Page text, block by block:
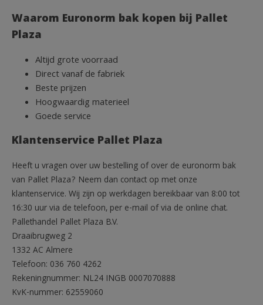
Waarom Euronorm bak kopen bij Pallet
Plaza
Altijd grote voorraad
Direct vanaf de fabriek
Beste prijzen
Hoogwaardig materieel
Goede service
Klantenservice Pallet Plaza
Heeft u vragen over uw bestelling of over de euronorm bak
van Pallet Plaza? Neem dan contact op met onze
klantenservice. Wij zijn op werkdagen bereikbaar van 8:00 tot
16:30 uur via de telefoon, per e-mail of via de online chat.
Pallethandel Pallet Plaza B.V.
Draaibrugweg 2
1332 AC Almere
Telefoon: 036 760 4262
Rekeningnummer: NL24 INGB 0007070888
KvK-nummer: 62559060